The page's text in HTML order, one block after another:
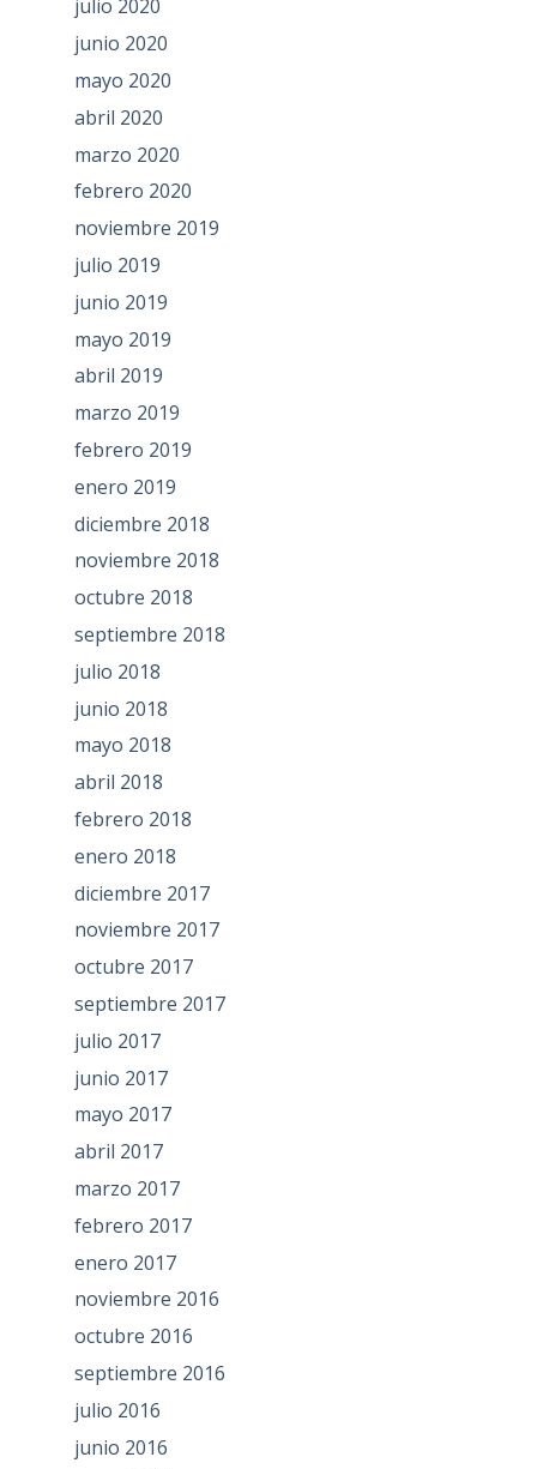
julio 2020
junio 2020
mayo 2020
abril 2020
marzo 2020
febrero 2020
noviembre 2019
julio 2019
junio 2019
mayo 2019
abril 2019
marzo 2019
febrero 2019
enero 2019
diciembre 2018
noviembre 2018
octubre 2018
septiembre 2018
julio 2018
junio 2018
mayo 2018
abril 2018
febrero 2018
enero 2018
diciembre 2017
noviembre 2017
octubre 2017
septiembre 2017
julio 2017
junio 2017
mayo 2017
abril 2017
marzo 2017
febrero 2017
enero 2017
noviembre 2016
octubre 2016
septiembre 2016
julio 2016
junio 2016